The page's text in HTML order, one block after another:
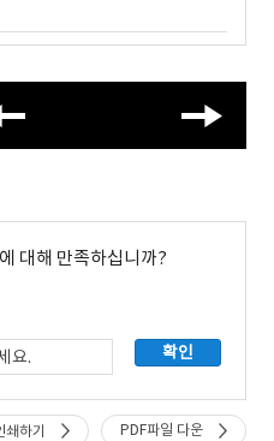
대해 만족하십니까?
PDF파일 다운
쇄하기